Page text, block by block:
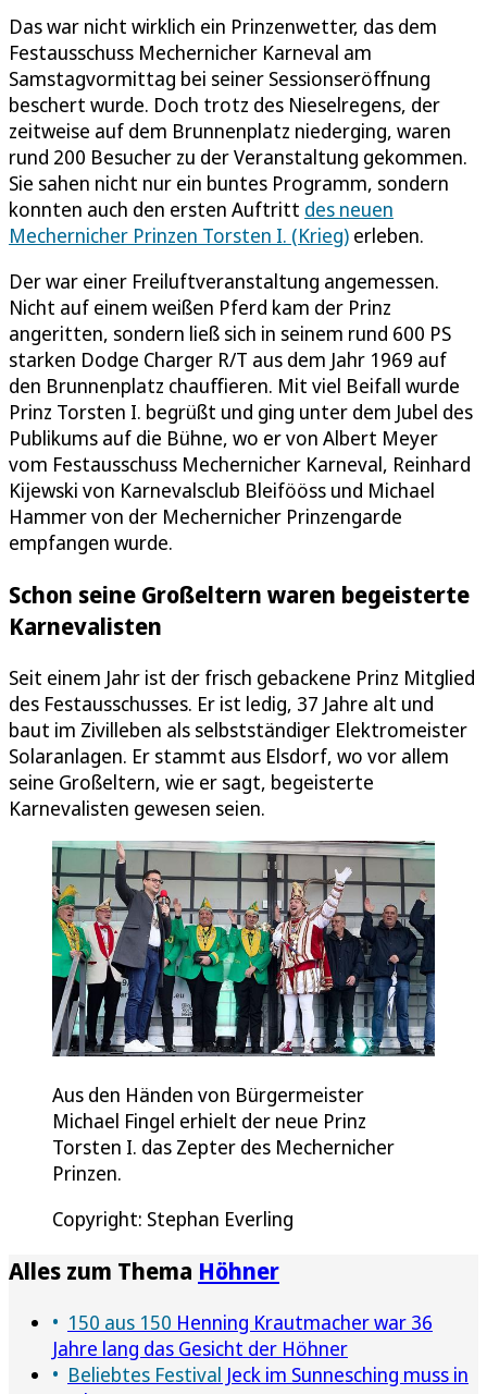
Das war nicht wirklich ein Prinzenwetter, das dem
Festausschuss Mechernicher Karneval am
Samstagvormittag bei seiner Sessionseröffnung
beschert wurde. Doch trotz des Nieselregens, der
zeitweise auf dem Brunnenplatz niederging, waren
rund 200 Besucher zu der Veranstaltung gekommen.
Sie sahen nicht nur ein buntes Programm, sondern
konnten auch den ersten Auftritt des neuen
Mechernicher Prinzen Torsten I. (Krieg) erleben.
Der war einer Freiluftveranstaltung angemessen.
Nicht auf einem weißen Pferd kam der Prinz
angeritten, sondern ließ sich in seinem rund 600 PS
starken Dodge Charger R/T aus dem Jahr 1969 auf
den Brunnenplatz chauffieren. Mit viel Beifall wurde
Prinz Torsten I. begrüßt und ging unter dem Jubel des
Publikums auf die Bühne, wo er von Albert Meyer
vom Festausschuss Mechernicher Karneval, Reinhard
Kijewski von Karnevalsclub Bleifööss und Michael
Hammer von der Mechernicher Prinzengarde
empfangen wurde.
Schon seine Großeltern waren begeisterte
Karnevalisten
Seit einem Jahr ist der frisch gebackene Prinz Mitglied
des Festausschusses. Er ist ledig, 37 Jahre alt und
baut im Zivilleben als selbstständiger Elektromeister
Solaranlagen. Er stammt aus Elsdorf, wo vor allem
seine Großeltern, wie er sagt, begeisterte
Karnevalisten gewesen seien.
Aus den Händen von Bürgermeister
Michael Fingel erhielt der neue Prinz
Torsten I. das Zepter des Mechernicher
Prinzen.
Copyright: Stephan Everling
Alles zum Thema Höhner
150 aus 150 Henning Krautmacher war 36
Jahre lang das Gesicht der Höhner
Beliebtes Festival Jeck im Sunnesching muss in